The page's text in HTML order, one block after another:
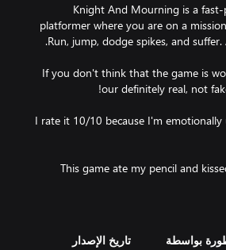
Knight And Mourning is a
platformer where you are on a
If you don't think that the game is
"I rate it 10/10 because I'm
"This game ate my pencil and
بواسطة تاريخ الإصدار